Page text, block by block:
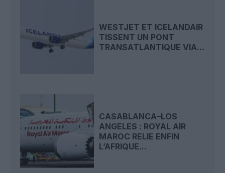
WESTJET ET ICELANDAIR
TISSENT UN PONT
TRANSATLANTIQUE VIA...
CASABLANCA–LOS
ANGELES : ROYAL AIR
MAROC RELIE ENFIN
L’AFRIQUE...